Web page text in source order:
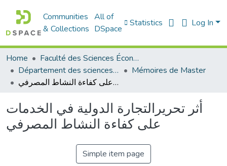
Communities
& Collections
All of
DSpace
Statistics Log In
Home
Faculté des Sciences Économiques Commerciales et des Sciences de Gestion
Département des sciences économiques
Mémoires de Master
أثر تحريرالتجارة الدولية في الخدمات على كفاءة النشاط المصرفي
أثر تحريرالتجارة الدولية في الخدمات
على كفاءة النشاط المصرفي
Simple item page